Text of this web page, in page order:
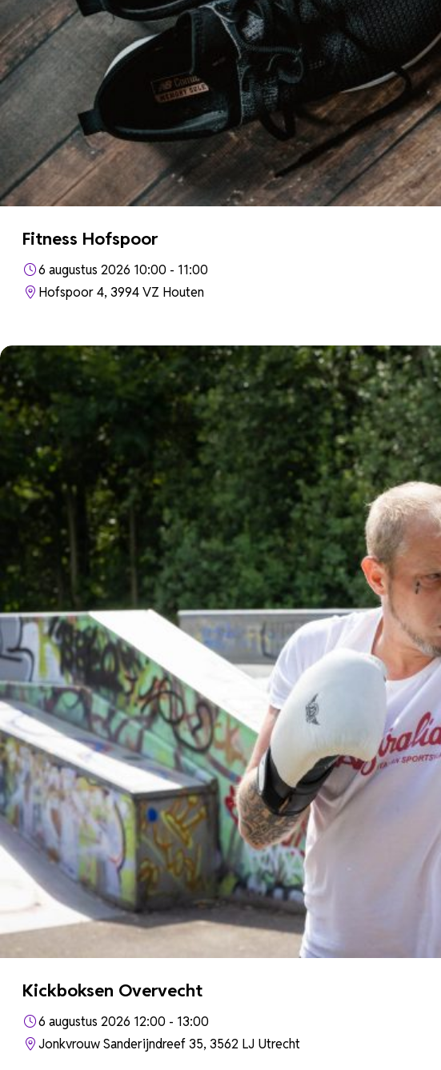
Fitness Hofspoor
6 augustus 2026 10:00 - 11:00
Hofspoor 4, 3994 VZ Houten
Kickboksen Overvecht
6 augustus 2026 12:00 - 13:00
Jonkvrouw Sanderijndreef 35, 3562 LJ Utrecht